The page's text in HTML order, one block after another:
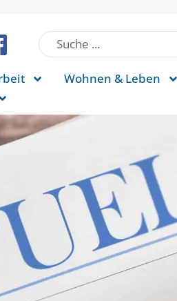
Wohnen & Leben